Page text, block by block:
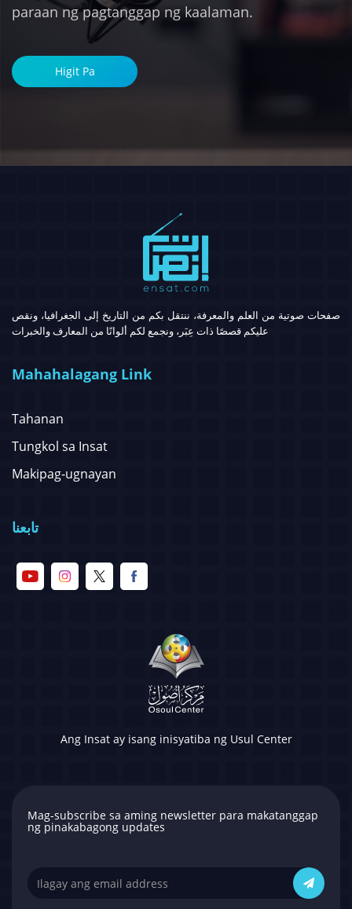
paraan ng pagtanggap ng kaalaman.
Higit Pa
صفحات صوتية من العلم والمعرفة، ننتقل بكم من التاريخ إلى الجغرافيا، ونقص
عليكم قصصًا ذات عِبَر، ونجمع لكم ألوانًا من المعارف والخبرات
Mahahalagang Link
Tahanan
Tungkol sa Insat
Makipag-ugnayan
تابعنا
Ang Insat ay isang inisyatiba ng Usul Center
Mag-subscribe sa aming newsletter para makatanggap
ng pinakabagong updates